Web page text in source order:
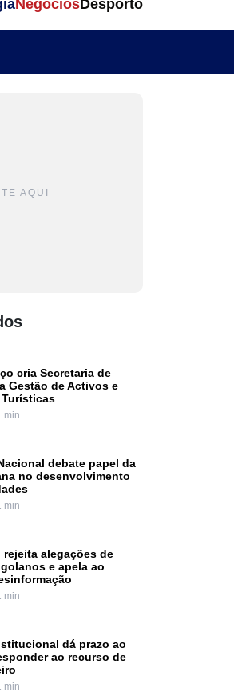
NegóciosDesporto
AQUI
cria Secretaria de
Gestão de Activos e
min
debate papel da
no desenvolvimento
min
alegações de
e apela ao
min
dá prazo ao
ao recurso de
min